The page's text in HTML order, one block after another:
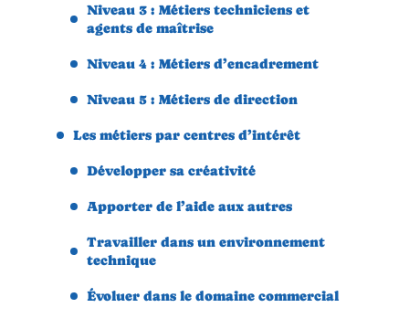
Niveau 3 : Métiers techniciens et
agents de maîtrise
Niveau 4 : Métiers d’encadrement
Niveau 5 : Métiers de direction
Les métiers par centres d’intérêt
Développer sa créativité
Apporter de l’aide aux autres
Travailler dans un environnement
technique
Évoluer dans le domaine commercial